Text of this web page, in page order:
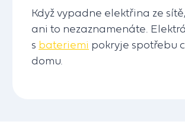
Když vypadne elektřina ze sítě,
ani to nezaznamenáte.
s bateriemi pokryje spotřebu
domu.